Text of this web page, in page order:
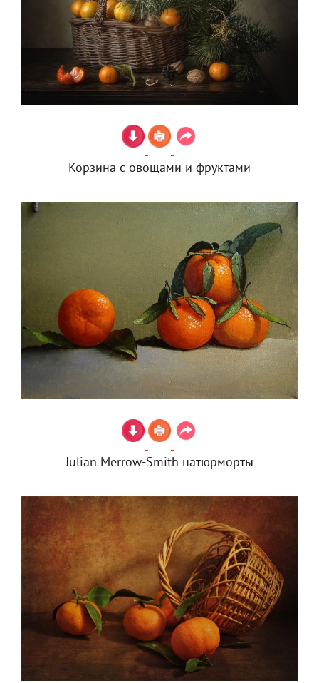
Корзина с овощами и фруктами
Julian Merrow-Smith натюрморты